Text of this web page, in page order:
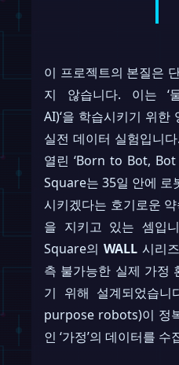
이 프로젝트의 본질은
지 않습니다. 이는 ‘
AI)‘을 학습시키기 위한
실전 데이터 실험입니
열린 ‘Born to Bot, Bot
Square는 35일 안에 로
시키겠다는 호기로운
을 지키고 있는 셈입
Square의WALL 시리
측 불가능한 실제 가정
기 위해 설계되었습니
purpose robots)이 정
인 ‘가정’의 데이터를 수